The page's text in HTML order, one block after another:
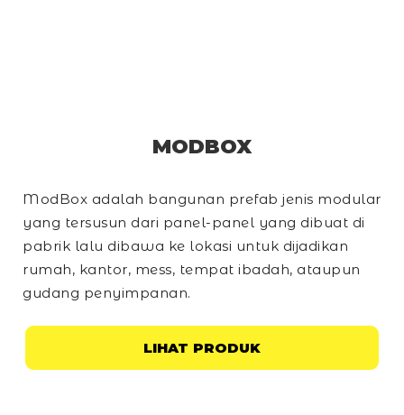
MODBOX
ModBox adalah bangunan prefab jenis modular
yang tersusun dari panel-panel yang dibuat di
pabrik lalu dibawa ke lokasi untuk dijadikan
rumah, kantor, mess, tempat ibadah, ataupun
gudang penyimpanan.
LIHAT PRODUK